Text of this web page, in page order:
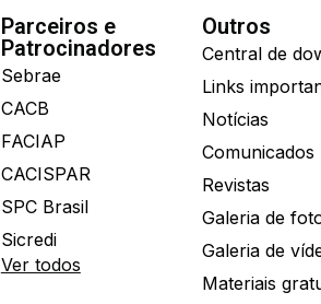
Parceiros e
Patrocinadores
Sebrae
CACB
FACIAP
CACISPAR
SPC Brasil
Sicredi
Ver todos
Outros
Central de
Links
Notícias
Comunicados
Revistas
Galeria de
Galeria de
Materiais